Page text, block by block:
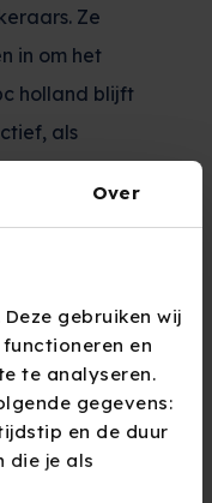
Over
gebruiken wij
en
te analyseren.
gegevens:
en de duur
die je als
Ze
in om het
holland blijft
als
dat
en zakelijke
bestaat uit ruim
20 jaar ervaring
Waerdenburgh
de unieke